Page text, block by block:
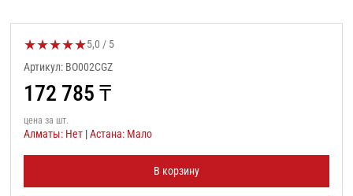
★★★★★Оценка товара:
5,0 / 5
Артикул: BO002CGZ
172 785 ₸
цена за шт.
Алматы: Нет |Астана: Мало
В корзину